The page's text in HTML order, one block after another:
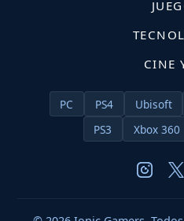
CINE
PC PS4 Ubisoft
PS3
Xbox 360